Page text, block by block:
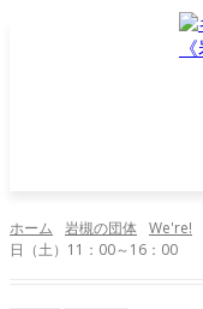
ホーム 岩槻の団体 We're!
日（土）11：00～16：00